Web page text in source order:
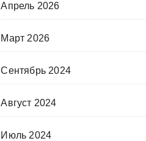
Апрель 2026
Март 2026
Сентябрь 2024
Август 2024
Июль 2024